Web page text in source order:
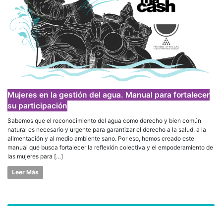
Mujeres en la gestión del agua. Manual para fortalecer
su participación
Sabemos que el reconocimiento del agua como derecho y bien común
natural es necesario y urgente para garantizar el derecho a la salud, a la
alimentación y al medio ambiente sano. Por eso, hemos creado este
manual que busca fortalecer la reflexión colectiva y el empoderamiento de
las mujeres para […]
Leer Más